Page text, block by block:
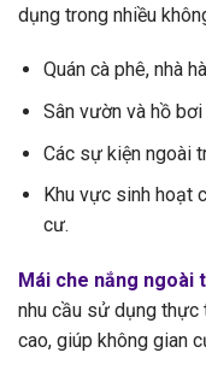
dụng trong nhiều
Quán cà phê, nhà
Sân vườn và hồ
Các sự kiện ngoài
Khu vực sinh hoạt
cư.
Mái che nắng ngoài
nhu cầu sử dụng thực
cao, giúp không gian